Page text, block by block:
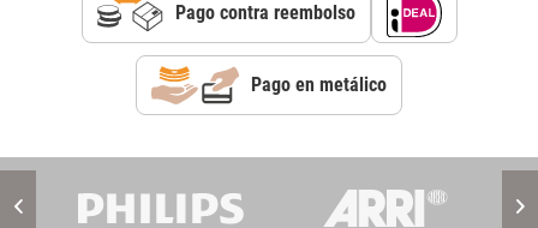
Pago contra reembolso
Pago en metálico